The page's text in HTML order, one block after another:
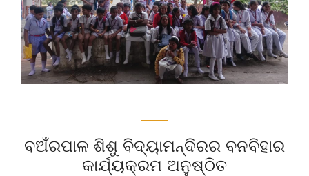
ବଅଁରପାଳ ଶିଶୁ ବିଦ୍ୟାମନ୍ଦିରର ବନବିହାର
କାର୍ଯ୍ୟକ୍ରମ ଅନୁଷ୍ଠିତ